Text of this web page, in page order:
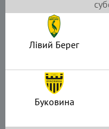
Лівий Берег
Буковина